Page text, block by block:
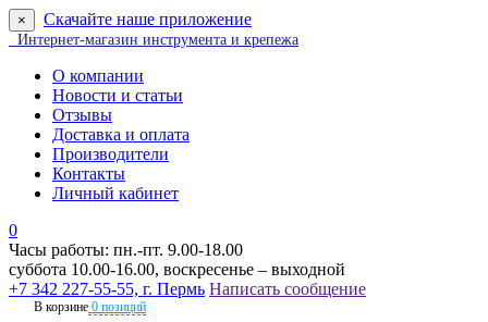
× Скачайте наше приложение
Интернет-магазин инструмента и крепежа
О компании
Новости и статьи
Отзывы
Доставка и оплата
Производители
Контакты
Личный кабинет
0
Часы работы: пн.-пт. 9.00-18.00
суббота 10.00-16.00, воскресенье – выходной
+7 342 227-55-55, г. Пермь Написать сообщение
В корзине 0 позиций